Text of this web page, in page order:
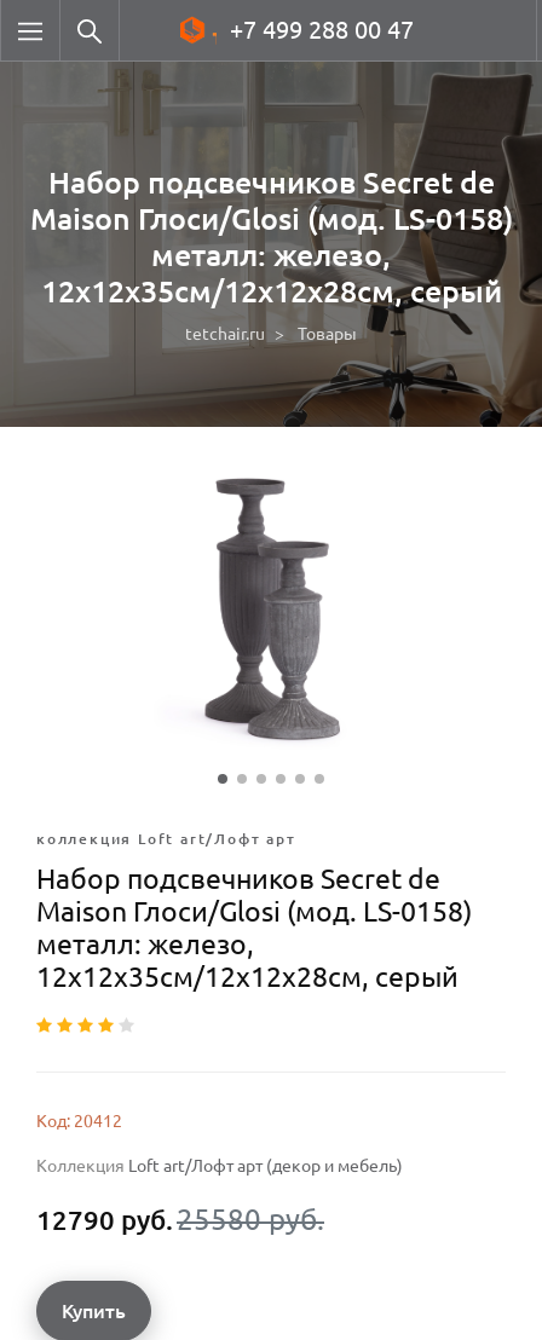
+7 499 288 00 47
Набор подсвечников Secret de
Maison Глоси/Glosi (мод. LS-0158)
металл: железо,
12х12х35см/12х12х28см, серый
tetchair.ru Товары
коллекция Loft art/Лофт арт
Набор подсвечников Secret de
Maison Глоси/Glosi (мод. LS-0158)
металл: железо,
12х12х35см/12х12х28см, серый
Код: 20412
Коллекция Loft art/Лофт арт (декор и мебель)
12790 руб.25580 руб.
Купить